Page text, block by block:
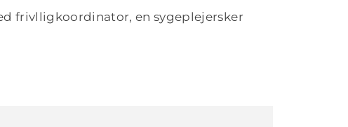
frivlligkoordinator, en sygeplejersker